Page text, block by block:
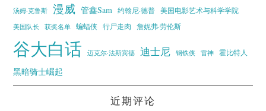
汤姆·克鲁斯 漫威 管鑫Sam 约翰尼·德普
美国电影艺术与科学学院
美国队长
获奖名单 蝙蝠侠 行尸走肉 詹妮弗·劳伦斯
谷大白话 迈克尔·法斯宾德 迪士尼 钢铁侠 雷神 霍比特人
黑暗骑士崛起
近期评论